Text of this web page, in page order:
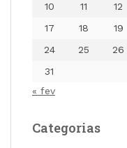
10
11 12
17
18 19
24
25 26
31
« fev
Categorias